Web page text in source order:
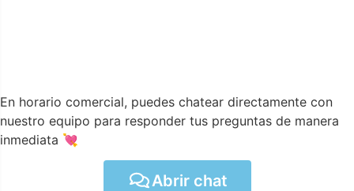
En horario comercial, puedes chatear directamente con
nuestro equipo para responder tus preguntas de manera
inmediata 💘
Abrir chat